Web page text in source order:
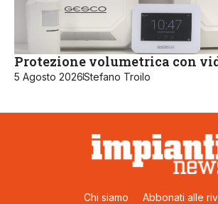
Protezione volumetrica con
5 Agosto 2026Stefano Troilo
Chi siamo Abbonati alle